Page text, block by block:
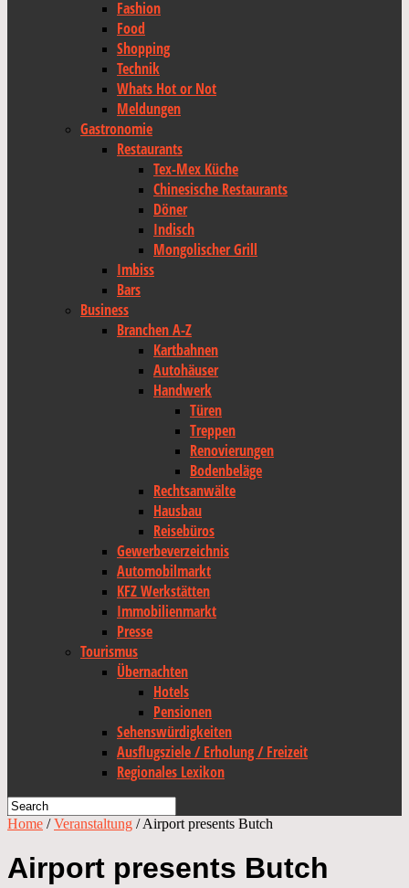
Fashion
Food
Shopping
Technik
Whats Hot or Not
Meldungen
Gastronomie
Restaurants
Tex-Mex Küche
Chinesische Restaurants
Döner
Indisch
Mongolischer Grill
Imbiss
Bars
Business
Branchen A-Z
Kartbahnen
Autohäuser
Handwerk
Türen
Treppen
Renovierungen
Bodenbeläge
Rechtsanwälte
Hausbau
Reisebüros
Gewerbeverzeichnis
Automobilmarkt
KFZ Werkstätten
Immobilienmarkt
Presse
Tourismus
Übernachten
Hotels
Pensionen
Sehenswürdigkeiten
Ausflugsziele / Erholung / Freizeit
Regionales Lexikon
Home /Veranstaltung /Airport presents Butch
Airport presents Butch